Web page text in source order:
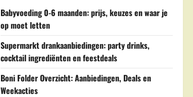
Babyvoeding 0-6 maanden: prijs, keuzes en waar je
op moet letten
Supermarkt drankaanbiedingen: party drinks,
cocktail ingrediënten en feestdeals
Boni Folder Overzicht: Aanbiedingen, Deals en
Weekacties